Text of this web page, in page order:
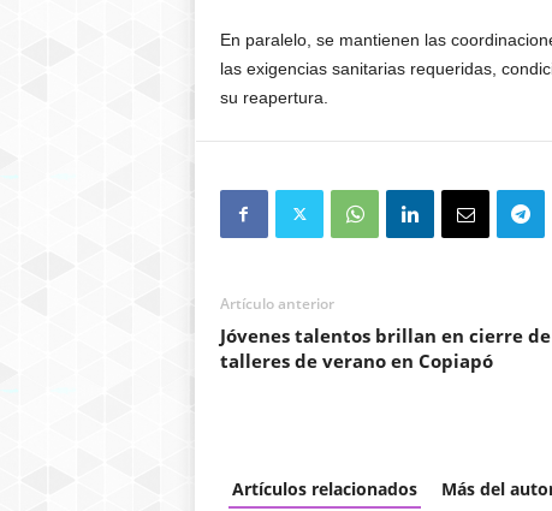
En paralelo, se mantienen las
las exigencias sanitarias requeridas,
su reapertura.
Artículo anterior
Jóvenes talentos brillan en cierre de
talleres de verano en Copiapó
Artículos relacionados Más del